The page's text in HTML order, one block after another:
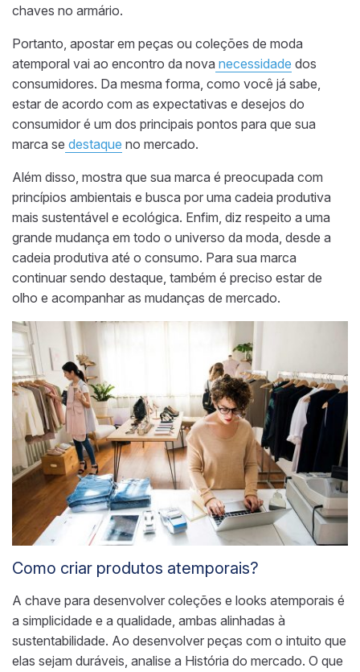
chaves no armário.
Portanto, apostar em peças ou coleções de moda
atemporal vai ao encontro da nova necessidade dos
consumidores. Da mesma forma, como você já sabe,
estar de acordo com as expectativas e desejos do
consumidor é um dos principais pontos para que sua
marca se destaque no mercado.
Além disso, mostra que sua marca é preocupada com
princípios ambientais e busca por uma cadeia produtiva
mais sustentável e ecológica. Enfim, diz respeito a uma
grande mudança em todo o universo da moda, desde a
cadeia produtiva até o consumo. Para sua marca
continuar sendo destaque, também é preciso estar de
olho e acompanhar as mudanças de mercado.
Como criar produtos atemporais?
A chave para desenvolver coleções e looks atemporais é
a simplicidade e a qualidade, ambas alinhadas à
sustentabilidade. Ao desenvolver peças com o intuito que
elas sejam duráveis, analise a História do mercado. O que